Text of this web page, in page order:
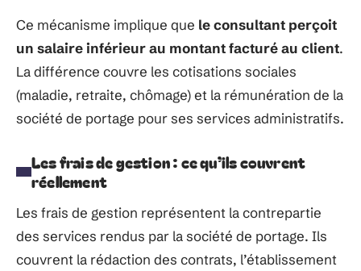
Ce mécanisme implique que le consultant perçoit
un salaire inférieur au montant facturé au client.
La différence couvre les cotisations sociales
(maladie, retraite, chômage) et la rémunération de la
société de portage pour ses services administratifs.
Les frais de gestion : ce qu’ils couvrent
réellement
Les frais de gestion représentent la contrepartie
des services rendus par la société de portage. Ils
couvrent la rédaction des contrats, l’établissement